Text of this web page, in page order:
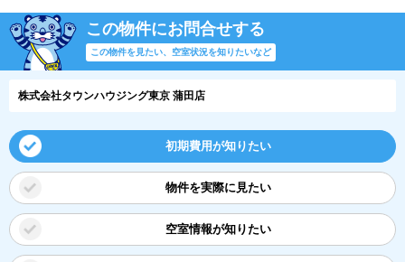
この物件にお問合せする
この物件を見たい、空室状況を知りたいなど
株式会社タウンハウジング東京 蒲田店
初期費用が知りたい
物件を実際に見たい
空室情報が知りたい